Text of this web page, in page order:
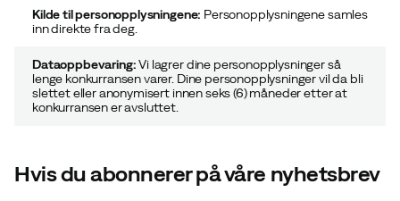
Kilde til personopplysningene: Personopplysningene samles
inn direkte fra deg.
Dataoppbevaring:Vi lagrer dine personopplysninger så
lenge konkurransen varer. Dine personopplysninger vil da bli
slettet eller anonymisert innen seks (6) måneder etter at
konkurransen er avsluttet.
Hvis du abonnerer på våre nyhetsbrev